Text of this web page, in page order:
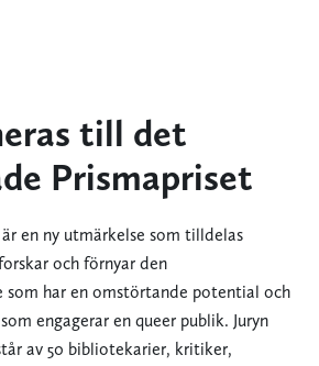
till det
Prismapriset
är en ny utmärkelse som tilldelas
och förnyar den
har en omstörtande potential och
engagerar en queer publik. Juryn
av 50 bibliotekarier, kritiker,